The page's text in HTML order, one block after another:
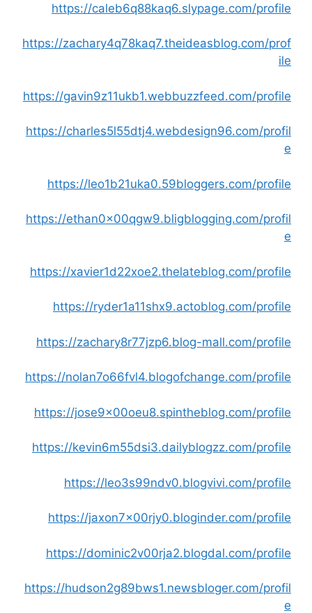
https://caleb6q88kaq6.slypage.com/profile
https://zachary4q78kaq7.theideasblog.com/prof
ile
https://gavin9z11ukb1.webbuzzfeed.com/profile
https://charles5l55dtj4.webdesign96.com/profil
e
https://leo1b21uka0.59bloggers.com/profile
https://ethan0x00qgw9.bligblogging.com/profil
e
https://xavier1d22xoe2.thelateblog.com/profile
https://ryder1a11shx9.actoblog.com/profile
https://zachary8r77jzp6.blog-mall.com/profile
https://nolan7o66fvl4.blogofchange.com/profile
https://jose9x00oeu8.spintheblog.com/profile
https://kevin6m55dsi3.dailyblogzz.com/profile
https://leo3s99ndv0.blogvivi.com/profile
https://jaxon7x00rjy0.bloginder.com/profile
https://dominic2v00rja2.blogdal.com/profile
https://hudson2g89bws1.newsbloger.com/profil
e